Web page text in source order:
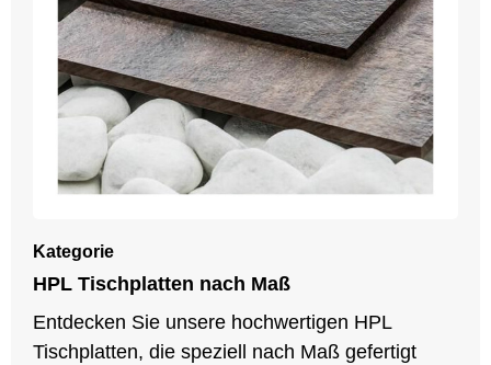
Kategorie
HPL Tischplatten nach Maß
Entdecken Sie unsere hochwertigen HPL
Tischplatten, die speziell nach Maß gefertigt